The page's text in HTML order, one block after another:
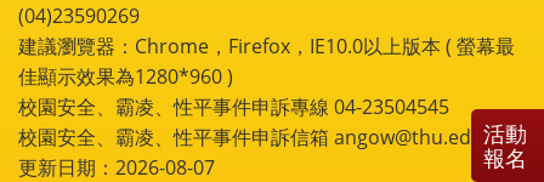
(04)23590269
建議瀏覽器：Chrome，Firefox，IE10.0以上版本 ( 螢幕最
佳顯示效果為1280*960 )
校園安全、霸凌、性平事件申訴專線 04-23504545
校園安全、霸凌、性平事件申訴信箱 angow@thu.edu.tw
更新日期：2026-08-07
活動
報名